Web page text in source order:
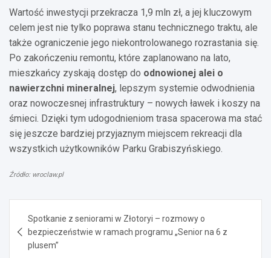
Wartość inwestycji przekracza 1,9 mln zł, a jej kluczowym
celem jest nie tylko poprawa stanu technicznego traktu, ale
także ograniczenie jego niekontrolowanego rozrastania się.
Po zakończeniu remontu, które zaplanowano na lato,
mieszkańcy zyskają dostęp do odnowionej alei o
nawierzchni mineralnej, lepszym systemie odwodnienia
oraz nowoczesnej infrastruktury – nowych ławek i koszy na
śmieci. Dzięki tym udogodnieniom trasa spacerowa ma stać
się jeszcze bardziej przyjaznym miejscem rekreacji dla
wszystkich użytkowników Parku Grabiszyńskiego.
Źródło: wroclaw.pl
wpisu
Spotkanie z seniorami w Złotoryi – rozmowy o
bezpieczeństwie w ramach programu „Senior na 6 z
plusem”